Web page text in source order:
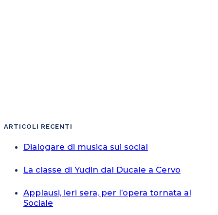
ARTICOLI RECENTI
Dialogare di musica sui social
La classe di Yudin dal Ducale a Cervo
Applausi, ieri sera, per l’opera tornata al
Sociale